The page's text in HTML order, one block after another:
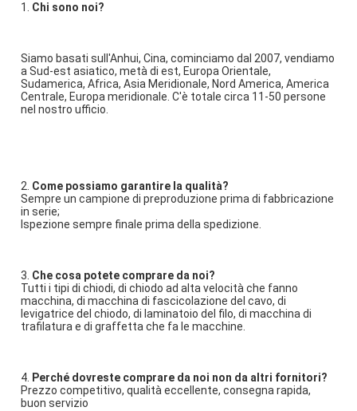
1. Chi sono noi?
Siamo basati sull'Anhui, Cina, cominciamo dal 2007, vendiamo
a Sud-est asiatico, metà di est, Europa Orientale,
Sudamerica, Africa, Asia Meridionale, Nord America, America
Centrale, Europa meridionale. C'è totale circa 11-50 persone
nel nostro ufficio.
2. Come possiamo garantire la qualità?
Sempre un campione di preproduzione prima di fabbricazione
in serie;
Ispezione sempre finale prima della spedizione.
3. Che cosa potete comprare da noi?
Tutti i tipi di chiodi, di chiodo ad alta velocità che fanno
macchina, di macchina di fascicolazione del cavo, di
levigatrice del chiodo, di laminatoio del filo, di macchina di
trafilatura e di graffetta che fa le macchine.
4. Perché dovreste comprare da noi non da altri fornitori?
Prezzo competitivo, qualità eccellente, consegna rapida,
buon servizio